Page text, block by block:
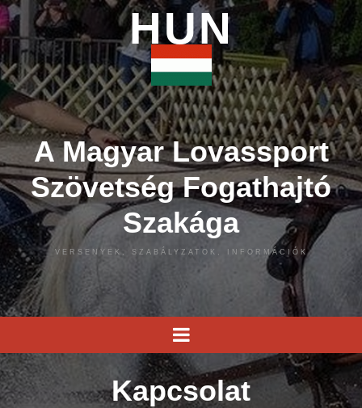
HUN
A Magyar Lovassport
Szövetség Fogathajtó
Szakága
VERSENYEK, SZABÁLYZATOK, INFORMÁCIÓK
Kapcsolat